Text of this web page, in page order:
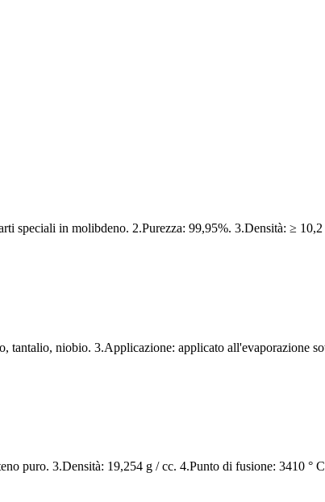
speciali in molibdeno. 2.Purezza: 99,95%. 3.Densità: ≥
tantalio, niobio. 3.Applicazione: applicato all'evaporazione
puro. 3.Densità: 19,254 g / cc. 4.Punto di fusione: 3410 °